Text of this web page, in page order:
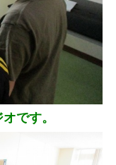
です。